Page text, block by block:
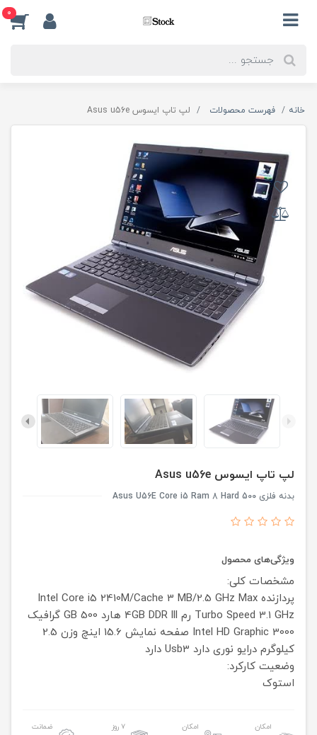
0
خانه فهرست محصولات لپ تاپ ایسوس Asus u56e
لپ تاپ ایسوس Asus u56e
بدنه فلزی Asus U56E Core i5 Ram 8 Hard 500
ویژگی‌های محصول
مشخصات کلی:
پردازنده Intel Core i5 2410M/Cache 3 MB/2.5 GHz Max
Turbo Speed 3.1 GHz رم 4GB DDR lll هارد 500 GB
گرافیک
Intel HD Graphic 3000 صفحه نمایش 15.6 اینچ وزن 2.5
کیلوگرم درایو نوری دارد Usb3 دارد
وضعیت کارکرد:
استوک
امکان
امکان
۷ روز
ضمانت